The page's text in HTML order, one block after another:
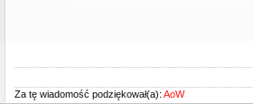
Za tę wiadomość podziękował(a): AoW